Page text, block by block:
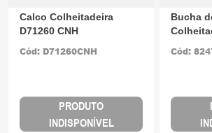
Calco Colheitadeira
D71260 CNH
Cód: D71260CNH
PRODUTO
INDISPONÍVEL
Bucha
Cód: